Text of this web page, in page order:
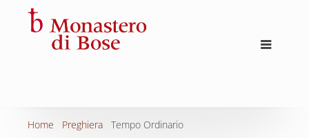
Home Preghiera Tempo Ordinario